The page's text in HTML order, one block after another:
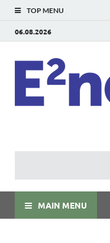
TOP MENU
06.08.2026
MAIN MENU